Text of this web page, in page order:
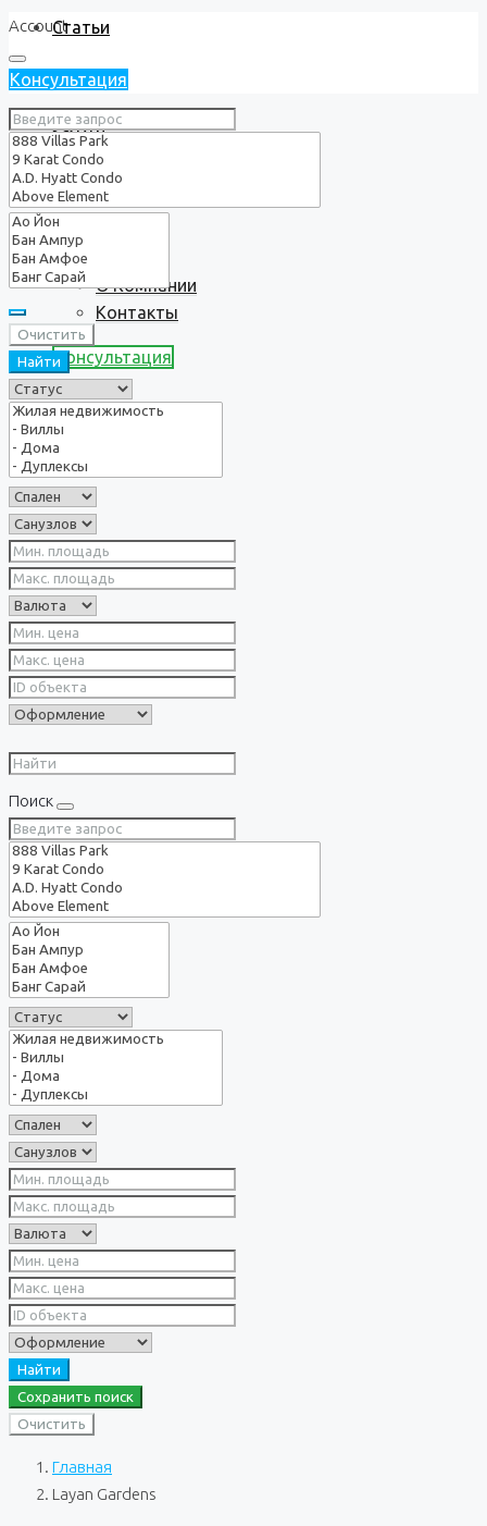
Статьи
Услуги
О нас
О Компании
Контакты
Консультация
Account
Консультация
Очистить
Найти
Поиск
Найти
Сохранить поиск
Очистить
Главная
Layan Gardens